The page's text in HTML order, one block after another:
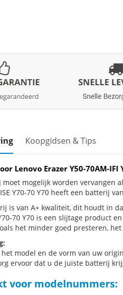
Koopgidsen & Tips
Lenovo Erazer Y50-70AM-IFI
mogelijk worden vervangen
Y70-70 Y70 heeft een batterij
is van A+ kwaliteit, dit houdt in
70 Y70 is een slijtage product
het minder goed presteren,
model en de vorm van uw
ervoor dat u de juiste batterij
voor modelnummers: